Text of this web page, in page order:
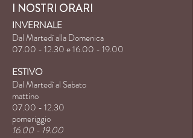
I NOSTRI ORARI
INVERNALE
Dal Martedì alla Domenica
07.00 - 12.30e16.00 - 19.00
ESTIVO
Dal Martedì al Sabato
mattino
07.00 - 12.30
pomeriggio
16.00 - 19.00